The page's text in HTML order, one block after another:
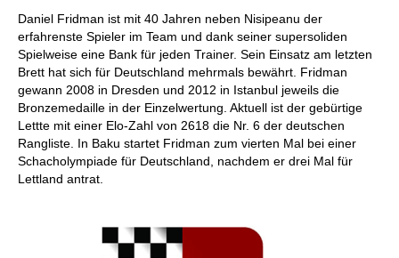
Daniel Fridman ist mit 40 Jahren neben Nisipeanu der
erfahrenste Spieler im Team und dank seiner supersoliden
Spielweise eine Bank für jeden Trainer. Sein Einsatz am letzten
Brett hat sich für Deutschland mehrmals bewährt. Fridman
gewann 2008 in Dresden und 2012 in Istanbul jeweils die
Bronzemedaille in der Einzelwertung. Aktuell ist der gebürtige
Lettte mit einer Elo-Zahl von 2618 die Nr. 6 der deutschen
Rangliste. In Baku startet Fridman zum vierten Mal bei einer
Schacholympiade für Deutschland, nachdem er drei Mal für
Lettland antrat.